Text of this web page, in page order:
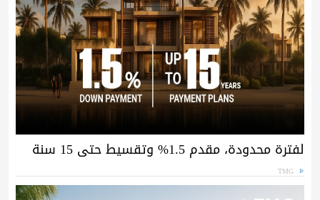
لفترة محدودة، مقدم 1.5% وتقسيط حتى 15 سنة
TMG